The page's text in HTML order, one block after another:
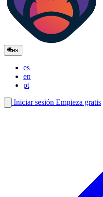
🌐es
es
en
pt
Iniciar sesión Empieza gratis